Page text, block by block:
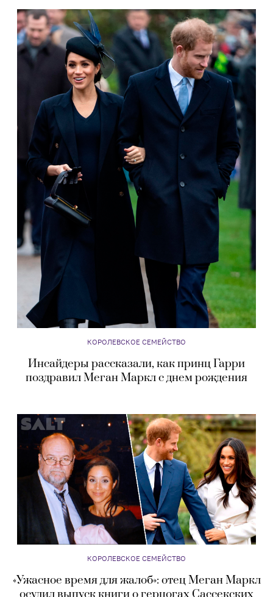
КОРОЛЕВСКОЕ СЕМЕЙСТВО
Инсайдеры рассказали, как принц Гарри
поздравил Меган Маркл с днем рождения
КОРОЛЕВСКОЕ СЕМЕЙСТВО
«Ужасное время для жалоб»: отец Меган Маркл